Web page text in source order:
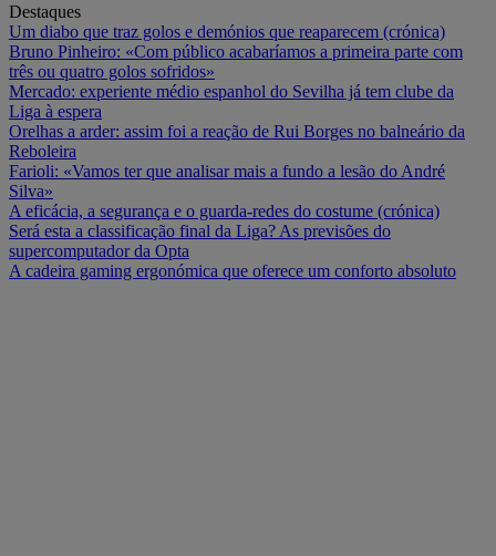
Destaques
Um diabo que traz golos e demónios que reaparecem (crónica)
Bruno Pinheiro: «Com público acabaríamos a primeira parte com
três ou quatro golos sofridos»
Mercado: experiente médio espanhol do Sevilha já tem clube da
Liga à espera
Orelhas a arder: assim foi a reação de Rui Borges no balneário da
Reboleira
Farioli: «Vamos ter que analisar mais a fundo a lesão do André
Silva»
A eficácia, a segurança e o guarda-redes do costume (crónica)
Será esta a classificação final da Liga? As previsões do
supercomputador da Opta
A cadeira gaming ergonómica que oferece um conforto absoluto